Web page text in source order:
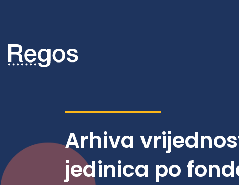
Arhiva
jedinica po